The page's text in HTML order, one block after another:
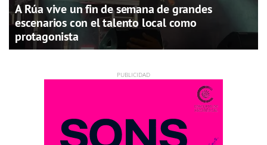
A Rúa vive un fin de semana de grandes
escenarios con el talento local como
protagonista